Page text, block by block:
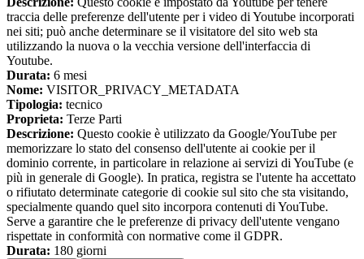
traccia delle preferenze dell'utente per i video di Youtube incorporati
nei siti; può anche determinare se il visitatore del sito web sta
utilizzando la nuova o la vecchia versione dell'interfaccia di
Youtube.
Durata: 6 mesi
Nome: VISITOR_PRIVACY_METADATA
Tipologia: tecnico
Proprieta: Terze Parti
Descrizione: Questo cookie è utilizzato da Google/YouTube per
memorizzare lo stato del consenso dell'utente ai cookie per il
dominio corrente, in particolare in relazione ai servizi di YouTube (e
più in generale di Google). In pratica, registra se l'utente ha accettato
o rifiutato determinate categorie di cookie sul sito che sta visitando,
specialmente quando quel sito incorpora contenuti di YouTube.
Serve a garantire che le preferenze di privacy dell'utente vengano
rispettate in conformità con normative come il GDPR.
Durata: 180 giorni